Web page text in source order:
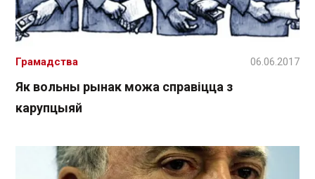
Як вольны рынак можа справіцца з
карупцыяй
Грамадства 06.06.2017